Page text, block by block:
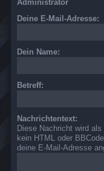
Administrator
Deine E-Mail-Adresse:
Dein Name:
Betreff:
Nachrichtentext:
Diese Nachricht wird
kein HTML oder
deine E-Mail-Adresse